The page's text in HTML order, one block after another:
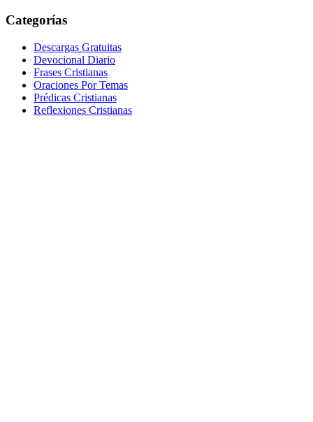
Categorías
Descargas Gratuitas
Devocional Diario
Frases Cristianas
Oraciones Por Temas
Prédicas Cristianas
Reflexiones Cristianas